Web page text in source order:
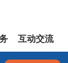
互动交流